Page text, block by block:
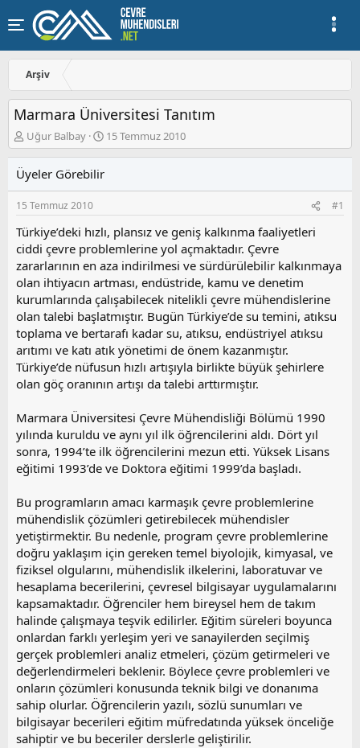
Arşiv
Marmara Üniversitesi Tanıtım
K
o
u
y
u
a
ş
l
a
t
a
n
Uğur Balbay
B
a
a
ı
ç
t
a
r
i
h
i
15 Temmuz 2010
Üyeler Görebilir
15 Temmuz 2010 #1
Türkiye’deki hızlı, plansız ve geniş kalkınma faaliyetleri
ciddi çevre problemlerine yol açmaktadır. Çevre
zararlarının en aza indirilmesi ve sürdürülebilir kalkınmaya
olan ihtiyacın artması, endüstride, kamu ve denetim
kurumlarında çalışabilecek nitelikli çevre mühendislerine
olan talebi başlatmıştır. Bugün Türkiye’de su temini, atıksu
toplama ve bertarafı kadar su, atıksu, endüstriyel atıksu
arıtımı ve katı atık yönetimi de önem kazanmıştır.
Türkiye’de nüfusun hızlı artışıyla birlikte büyük şehirlere
olan göç oranının artışı da talebi arttırmıştır.
Marmara Üniversitesi Çevre Mühendisliği Bölümü 1990
yılında kuruldu ve aynı yıl ilk öğrencilerini aldı. Dört yıl
sonra, 1994’te ilk öğrencilerini mezun etti. Yüksek Lisans
eğitimi 1993’de ve Doktora eğitimi 1999’da başladı.
Bu programların amacı karmaşık çevre problemlerine
mühendislik çözümleri getirebilecek mühendisler
yetiştirmektir. Bu nedenle, program çevre problemlerine
doğru yaklaşım için gereken temel biyolojik, kimyasal, ve
fiziksel olgularını, mühendislik ilkelerini, laboratuvar ve
hesaplama becerilerini, çevresel bilgisayar uygulamalarını
kapsamaktadır. Öğrenciler hem bireysel hem de takım
halinde çalışmaya teşvik edilirler. Eğitim süreleri boyunca
onlardan farklı yerleşim yeri ve sanayilerden seçilmiş
gerçek problemleri analiz etmeleri, çözüm getirmeleri ve
değerlendirmeleri beklenir. Böylece çevre problemleri ve
onların çözümleri konusunda teknik bilgi ve donanıma
sahip olurlar. Öğrencilerin yazılı, sözlü sunumları ve
bilgisayar becerileri eğitim müfredatında yüksek önceliğe
sahiptir ve bu beceriler derslerle geliştirilir.